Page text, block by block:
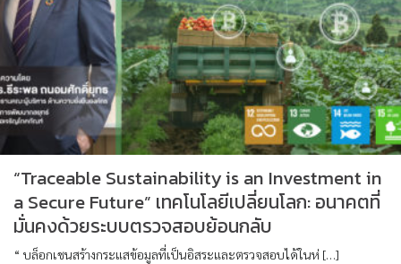
“Traceable Sustainability is an Investment in
a Secure Future” เทคโนโลยีเปลี่ยนโลก: อนาคตที่
มั่นคงด้วยระบบตรวจสอบย้อนกลับ
“ บล็อกเชนสร้างกระแสข้อมูลที่เป็นอิสระและตรวจสอบได้ในห่ […]